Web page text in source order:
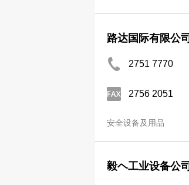
路达国际有限公司
2751 7770
2756 2051
安全设备及用品
毅ヘ工业设备公司